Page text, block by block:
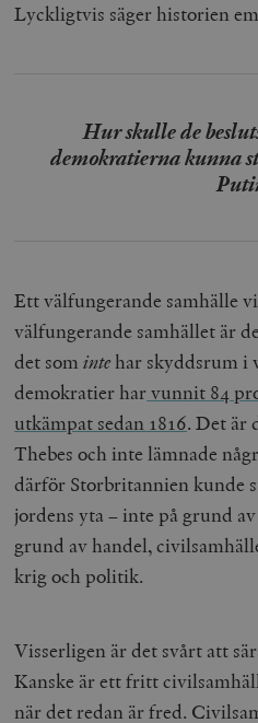
Lyckligtvis säger historien
Hur skulle de
demokratierna kunna
Ett välfungerande samhälle
välfungerande samhället är
det somintehar skyddsrum i
demokratier harvunnit 84
utkämpat sedan 1816. Det är
Thebes och inte lämnade
därför Storbritannien kunde
jordens yta – inte på grund
grund av handel,
krig och politik.
Visserligen är det svårt att
Kanske är ett fritt
när det redan är fred.